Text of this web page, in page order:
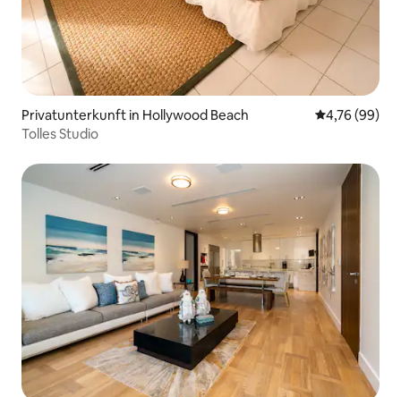
Privatunterkunft in Hollywood Beach
4,76 (99)
Tolles Studio